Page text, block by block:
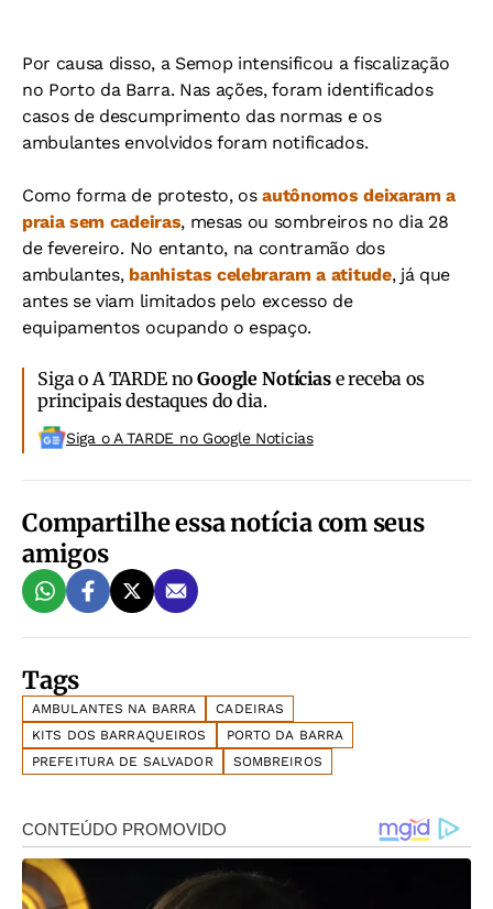
Por causa disso, a Semop intensificou a fiscalização
no Porto da Barra. Nas ações, foram identificados
casos de descumprimento das normas e os
ambulantes envolvidos foram notificados.
Como forma de protesto, osautônomos deixaram a
praia sem cadeiras, mesas ou sombreiros no dia 28
de fevereiro. No entanto, na contramão dos
ambulantes, banhistas celebraram a atitude, já que
antes se viam limitados pelo excesso de
equipamentos ocupando o espaço.
Siga o A TARDE noGoogle Notíciase receba os
principais destaques do dia.
Siga o A TARDE no Google Noticias
Compartilhe essa notícia com seus
amigos
Tags
AMBULANTES NA BARRA
CADEIRAS
KITS DOS BARRAQUEIROS
PORTO DA BARRA
PREFEITURA DE SALVADOR
SOMBREIROS